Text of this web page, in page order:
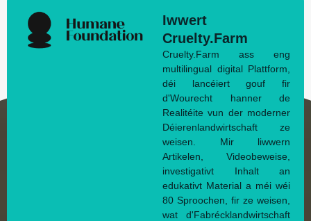
Iwwert
Cruelty.Farm
Cruelty.Farm ass eng
multilingual digital Plattform,
déi lancéiert gouf fir
d'Wourecht hanner de
Realitéite vun der moderner
Déierenlandwirtschaft ze
weisen. Mir liwwern
Artikelen, Videobeweise,
investigativt Inhalt an
edukativt Material a méi wéi
80 Sproochen, fir ze weisen,
wat d'Fabrécklandwirtschaft